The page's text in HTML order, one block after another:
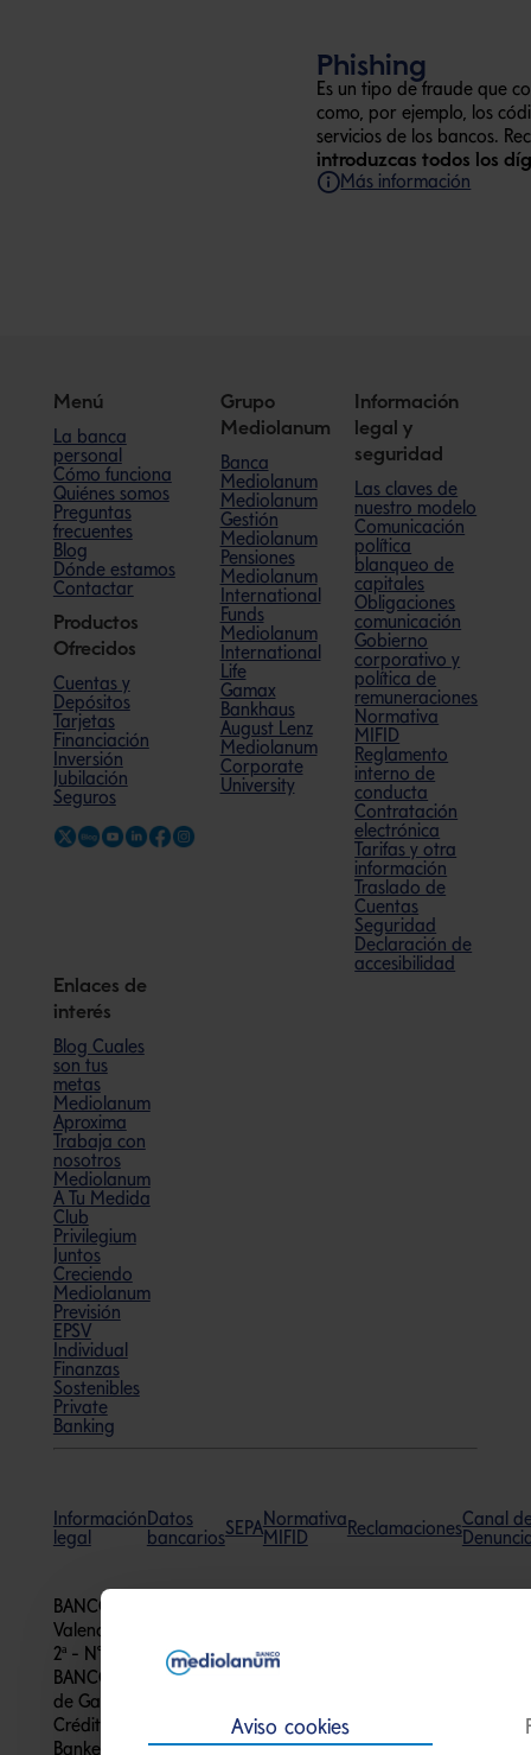
Phishing
Es un tipo de fraude que
como, por ejemplo, los
servicios de los bancos.
introduzcas todos los
Más información
Menú
La banca
personal
Cómo funciona
Quiénes somos
Preguntas
frecuentes
Blog
Dónde estamos
Contactar
Productos
Ofrecidos
Cuentas y
Depósitos
Tarjetas
Financiación
Inversión
Jubilación
Seguros
Grupo
Mediolanum
Banca
Mediolanum
Mediolanum
Gestión
Mediolanum
Pensiones
Mediolanum
International
Funds
Mediolanum
International
Life
Gamax
Bankhaus
August Lenz
Mediolanum
Corporate
University
Información
legal y
seguridad
Las claves de
nuestro modelo
Comunicación
política
blanqueo de
capitales
Obligaciones
comunicación
Gobierno
corporativo y
política de
remuneraciones
Normativa
MIFID
Reglamento
interno de
conducta
Contratación
electrónica
Tarifas y otra
información
Traslado de
Cuentas
Seguridad
Declaración de
accesibilidad
Enlaces de
interés
Blog Cuales
son tus
metas
Mediolanum
Aproxima
Trabaja con
nosotros
Mediolanum
A Tu Medida
Club
Privilegium
Juntos
Creciendo
Mediolanum
Previsión
EPSV
Individual
Finanzas
Sostenibles
Private
Banking
Información
legal
Datos
bancariosSEPANormativa
MIFID
ReclamacionesCanal
BANCO MEDIOLANUM, S.A. - R.M. de
Valencia, T. 10.379, F.1, H. V-178506, Inscripción
2ª - N° 186 del Registro de Bancos y Banqueros.
BANCO MEDIOLANUM está adherido al Fondo
de Garantía de Depósitos de Entidades de
Crédito. Todos los derechos reservados. Family
Banker es una marca registrada de Banca